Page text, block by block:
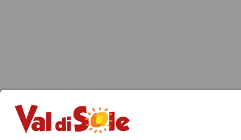
DAS